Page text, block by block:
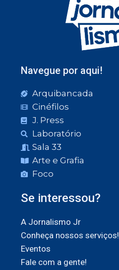
Navegue por aqui!
Arquibancada
Cinéfilos
J. Press
Laboratório
Sala 33
Arte e Grafia
Foco
Se interessou?
A Jornalismo Jr
Conheça nossos serviços!
Eventos
Fale com a gente!